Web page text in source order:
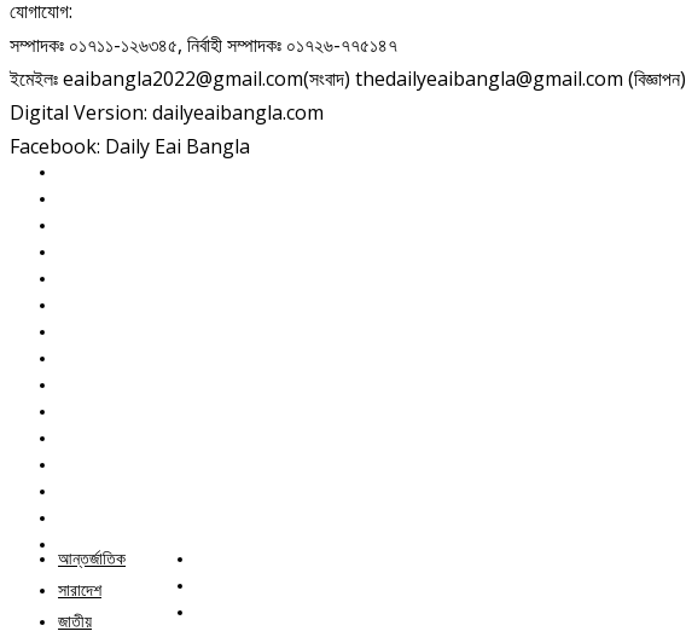
যোগাযোগ:
সম্পাদকঃ ০১৭১১-১২৬৩৪৫, নির্বাহী সম্পাদকঃ ০১৭২৬-৭৭৫১৪৭
ইমেইলঃ eaibangla2022@gmail.com(সংবাদ) thedailyeaibangla@gmail.com (বিজ্ঞাপন)
Digital Version: dailyeaibangla.com
Facebook: Daily Eai Bangla
আন্তর্জাতিক
সারাদেশ
জাতীয়